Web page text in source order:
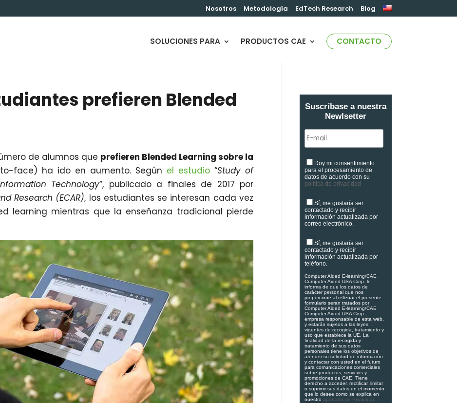
Nosotros Metodología EdTech Research Blog
SOLUCIONES PARA PRODUCTOS CAE CONTACTO
prefieren Blended
de alumnos que prefieren Blended Learning sobre la
face) ha ido en aumento. Según el estudio “Study of
Technology”, publicado a finales de 2017 por
Research (ECAR), los estudiantes se interesan cada vez
learning mientras que la enseñanza tradicional pierde
Suscríbase a nuestra
Newlsetter
Doy mi consentimiento
para el procesamiento de
datos de acuerdo con su
política de privacidad
Sí, me gustaría ser
contactado y recibir
información actualizada por
correo electrónico.
Sí, me gustaría ser
contactado y recibir
información actualizada por
teléfono.
Computer Aided E-learning/CAE
Computer Aided USA Corp. le
informa de que los datos de
carácter personal que nos
proporcione al rellenar el presente
formulario serán tratados por
Computer Aided E-learning/CAE
Computer Aided USA Corp.,
empresa responsable de esta web,
y estarán sujetos a las leyes
vigentes de recogida, tratamiento y
uso que establece la UE. La
finalidad de la recogida y
tratamiento de sus datos
personales tiene los objetivos de
atender su solicitud de información
y contactar con usted en el futuro
para comunicaciones comerciales
sobre productos, servicios y
promociones de CAE. Tiene
derecho a acceder, rectificar, limitar
o suprimir sus datos en el momento
que lo desee como se explica en
nuestro apartado de Privacidad.